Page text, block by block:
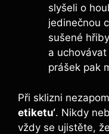
slyšeli o
jedinečnou
sušené
a
prášek pak
Při sklizni
etiketu‘. Nikdy
vždy se ujistěte,